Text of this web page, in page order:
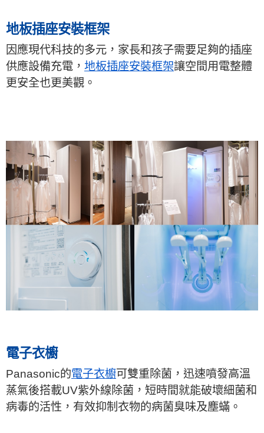
地板插座安裝框架
因應現代科技的多元，家長和孩子需要足夠的插座
供應設備充電， 地板插座安裝框架讓空間用電整體
更安全也更美觀。
電子衣櫥
Panasonic的電子衣櫥可雙重除菌，迅速噴發高溫
蒸氣後搭載UV紫外線除菌，短時間就能破壞細菌和
病毒的活性，有效抑制衣物的病菌臭味及塵蟎。